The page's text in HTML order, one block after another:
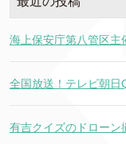
海上保安庁第八管区主
全国放送！テレビ朝日
有吉クイズのドローン